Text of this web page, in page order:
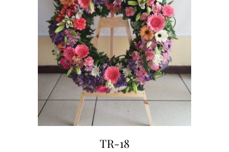
TR-18